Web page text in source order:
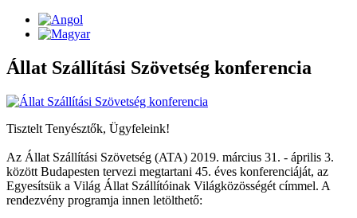
Állat Szállítási Szövetség konferencia
Tisztelt Tenyésztők, Ügyfeleink!
Az Állat Szállítási Szövetség (ATA) 2019. március 31. - április 3.
között Budapesten tervezi megtartani 45. éves konferenciáját, az
Egyesítsük a Világ Állat Szállítóinak Világközösségét címmel. A
rendezvény programja innen letölthető: